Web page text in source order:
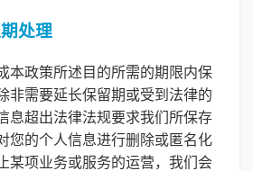
处理
本政策所述目的所需的期限内保
非需要延长保留期或受到法律的
息超出法律法规要求我们所保存
您的个人信息进行删除或匿名化
某项业务或服务的运营，我们会